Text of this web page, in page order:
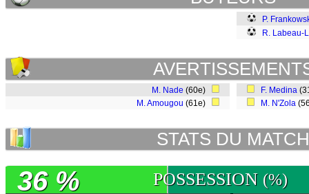
P.
R. Labeau-
M. Nade (60e)
M. Amougou (61e)
F. Medina
M. N'Zola
STATS DU MATCH
POSSESSION (%)
36 %